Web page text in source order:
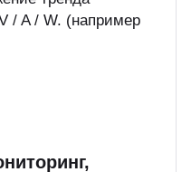
/ A / W. (например